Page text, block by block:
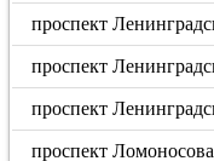
проспект
проспект
проспект
проспект